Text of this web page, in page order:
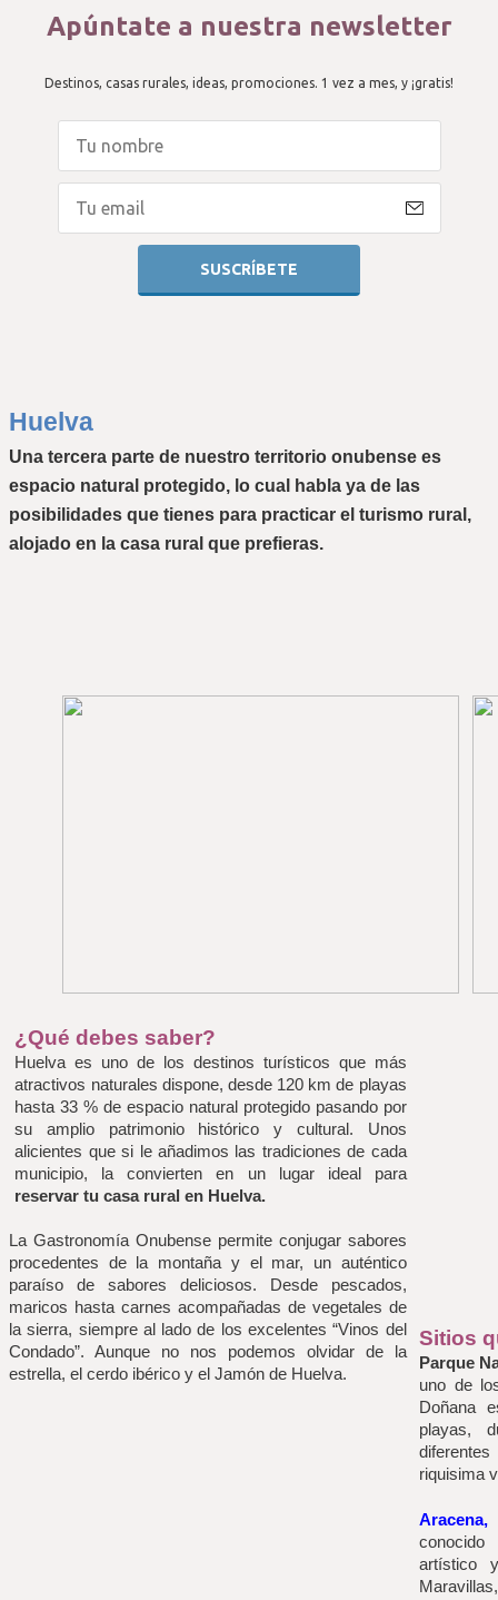
Apúntate a nuestra newsletter
Destinos, casas rurales, ideas, promociones. 1 vez a mes, y ¡gratis!
Huelva
Una tercera parte de nuestro territorio onubense es
espacio natural protegido, lo cual habla ya de las
posibilidades que tienes para practicar el turismo rural ,
alojado en la casa rural que prefieras.
¿Qué debes saber?
Huelva es uno de los destinos turísticos que más
atractivos naturales dispone, desde 120 km de playas
hasta 33 % de espacio natural protegido pasando por
su amplio patrimonio histórico y cultural. Unos
alicientes que si le añadimos las tradiciones de cada
municipio, la convierten en un lugar ideal para
reservar tu casa rural en Huelva.
La Gastronomía Onubense permite conjugar sabores
procedentes de la montaña y el mar, un auténtico
paraíso de sabores deliciosos. Desde pescados,
maricos hasta carnes acompañadas de vegetales de
la sierra, siempre al lado de los excelentes “Vinos del
Condado”. Aunque no nos podemos olvidar de la
estrella, el cerdo ibérico y el Jamón de Huelva.
Sitios
Parque
uno de
Doñana
playas,
riquisima
conocido
artístico